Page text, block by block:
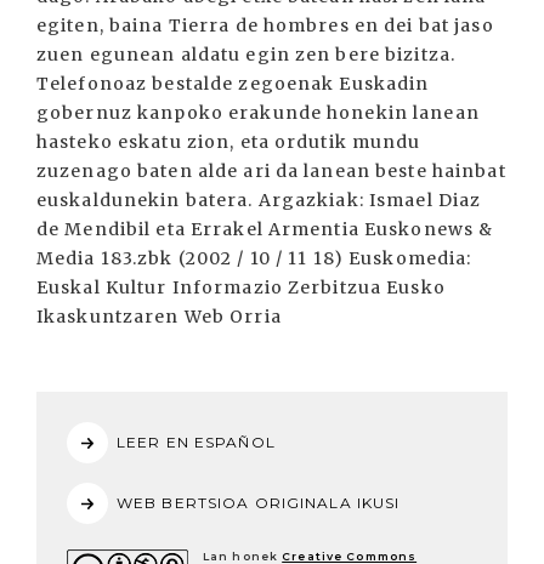
LEER EN ESPAÑOL
WEB BERTSIOA ORIGINALA IKUSI
Lan honek Creative Commons